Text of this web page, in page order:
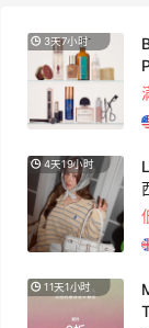
3天7小时
4天19小时
11天1小时